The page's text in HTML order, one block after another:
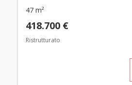
47 m²
418.700 €
Ristrutturato